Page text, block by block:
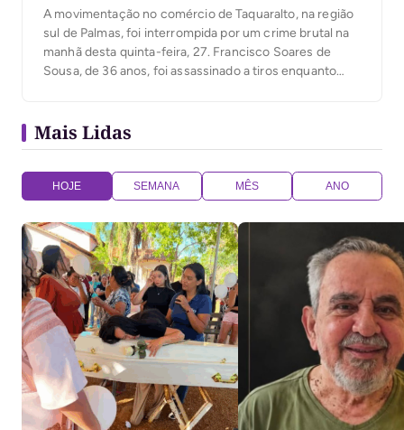
A movimentação no comércio de Taquaralto, na região
sul de Palmas, foi interrompida por um crime brutal na
manhã desta quinta-feira, 27. Francisco Soares de
Sousa, de 36 anos, foi assassinado a tiros enquanto
das 9h50, quando Francisco foi surpreendido por dois
homens em […]
Mais Lidas
HOJE SEMANA MÊS ANO